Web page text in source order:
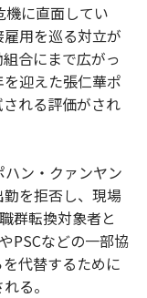
に直面してい
用を巡る対立が
合にまで広がっ
迎えた張仁華ポ
れる評価がされ
ン・クァンヤン
を拒否し、現場
群転換対象者と
PSCなどの一部協
代替するために
る。